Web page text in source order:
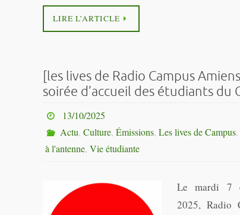
LIRE L’ARTICLE
[les lives de Radio Campus
soirée d’accueil des étudiants du
13/10/2025
Actu, Culture, Émissions, Les lives de Campus,
à l'antenne, Vie étudiante
Le mardi 7
2025, Radio